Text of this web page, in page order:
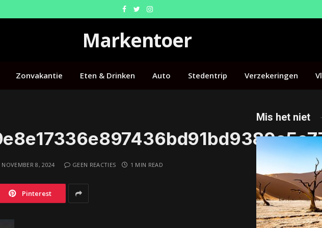
Facebook
TwitterInstagram
Markentoer
Zonvakantie Eten & Drinken Auto Stedentrip Verzekeringen
NOVEMBER 8, 2024 GEEN REACTIES 1 MIN READ
Pinterest
Mis het niet